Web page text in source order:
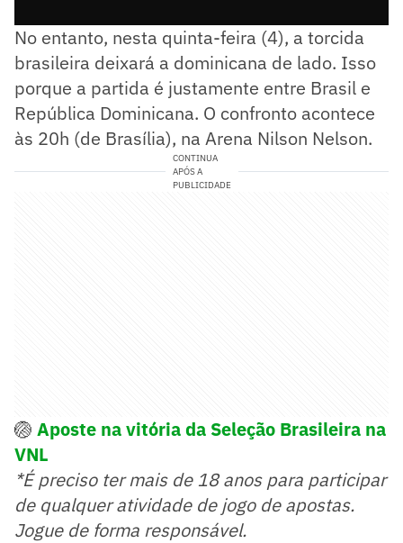
No entanto, nesta quinta-feira (4), a torcida
brasileira deixará a dominicana de lado. Isso
porque a partida é justamente entre Brasil e
República Dominicana. O confronto acontece
às 20h (de Brasília), na Arena Nilson Nelson.
CONTINUA
APÓS A
PUBLICIDADE
🏐 Aposte na vitória da Seleção Brasileira na
VNL
*É preciso ter mais de 18 anos para participar
de qualquer atividade de jogo de apostas.
Jogue de forma responsável.